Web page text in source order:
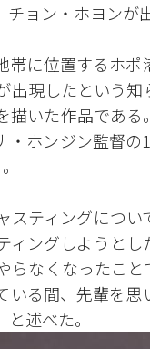
ョン・ホヨンが
に位置するホポ
出現したという
描いた作品であ
・ホンジン監督
スティングにつ
ィングしようと
らなくなったこ
いる間、先輩を
述べた。